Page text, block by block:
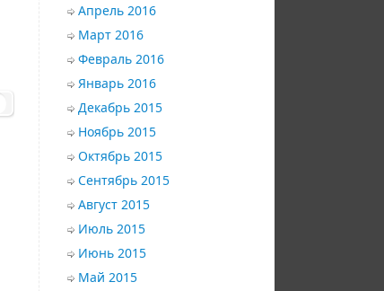
Апрель 2016
Март 2016
Февраль 2016
Январь 2016
Декабрь 2015
Ноябрь 2015
Октябрь 2015
Сентябрь 2015
Август 2015
Июль 2015
Июнь 2015
Май 2015